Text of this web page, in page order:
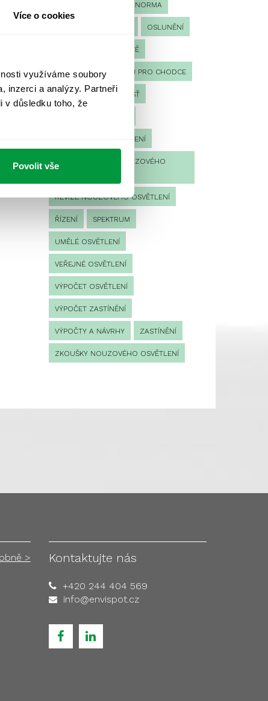
Více o cookies
využíváme soubory
inzerci a analýzy. Partneři
v důsledku toho, že
Povolit vše
NORMA
OSLUNĚNÍ
OSVĚTLENÍ PRACOVIŠTĚ
OSVĚTLENÍ PŘECHODŮ PRO CHODCE
OSVĚTLENÍ SPORTOVIŠŤ
PROTIPANICKÉ OSVĚTLENÍ
PROVOZNÍ DENÍK NOUZOVÉHO
REVIZE NOUZOVÉHO OSVĚTLENÍ
ŘÍZENÍ SPEKTRUM
UMĚLÉ OSVĚTLENÍ
VEŘEJNÉ OSVĚTLENÍ
VÝPOČET OSVĚTLENÍ
VÝPOČET ZASTÍNĚNÍ
VÝPOČTY A NÁVRHY ZASTÍNĚNÍ
ZKOUŠKY NOUZOVÉHO OSVĚTLENÍ
> Kontaktujte nás
+420 244 404 569
info@envispot.cz